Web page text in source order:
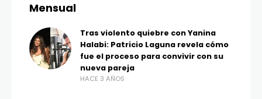
Mensual
Tras violento quiebre con Yanina
Halabi: Patricio Laguna revela cómo
fue el proceso para convivir con su
nueva pareja
HACE 3 AÑOS